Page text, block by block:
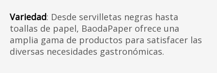
Variedad: Desde servilletas negras hasta
toallas de papel, BaodaPaper ofrece una
amplia gama de productos para satisfacer las
diversas necesidades gastronómicas.